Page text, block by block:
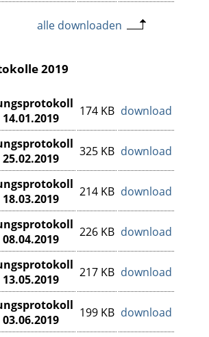
alle downloaden
2019
174 KB download
325 KB download
214 KB download
226 KB download
217 KB download
199 KB download